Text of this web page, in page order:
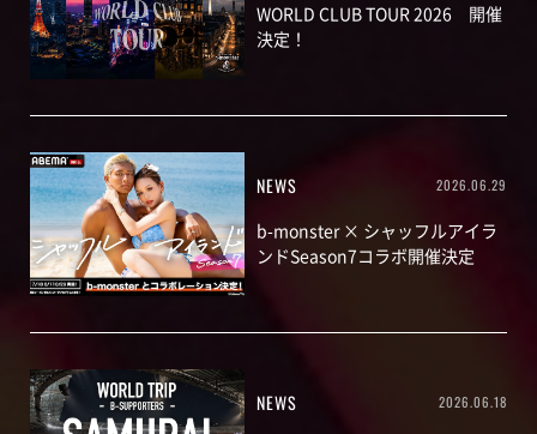
WORLD CLUB TOUR 2026 開催
決定！
NEWS 2026.06.29
b-monster × シャッフルアイラ
ンドSeason7コラボ開催決定
NEWS 2026.06.18